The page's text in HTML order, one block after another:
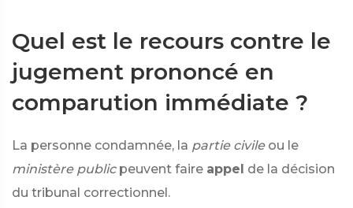
Quel est le recours contre le
jugement prononcé en
comparution immédiate ?
La personne condamnée, la partie civile ou le
ministère public peuvent faire appel de la décision
du tribunal correctionnel.